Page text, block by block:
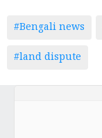
#Bengali news
#land dispute